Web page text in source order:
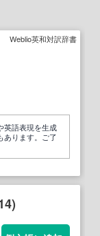
Weblio英和対訳辞書
英語表現を生成
あります。ご了